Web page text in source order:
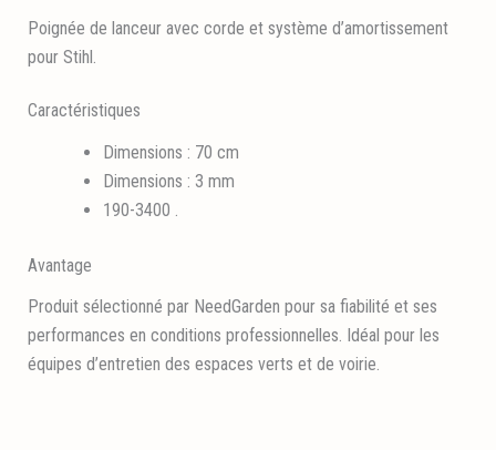
Poignée de lanceur avec corde et système d’amortissement
pour Stihl.
Caractéristiques
Dimensions : 70 cm
Dimensions : 3 mm
190-3400 .
Avantage
Produit sélectionné par NeedGarden pour sa fiabilité et ses
performances en conditions professionnelles. Idéal pour les
équipes d’entretien des espaces verts et de voirie.